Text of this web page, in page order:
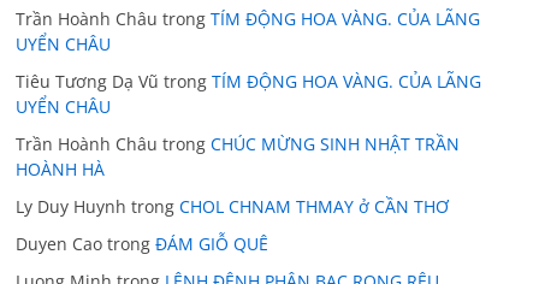
Trần Hoành Châu trongTÍM ĐỘNG HOA VÀNG. CỦA LÃNG
UYỂN CHÂU
Tiêu Tương Dạ Vũ trongTÍM ĐỘNG HOA VÀNG. CỦA LÃNG
UYỂN CHÂU
Trần Hoành Châu trongCHÚC MỪNG SINH NHẬT TRẦN
HOÀNH HÀ
Ly Duy Huynh trongCHOL CHNAM THMAY ở CẦN THƠ
Duyen Cao trongĐÁM GIỖ QUÊ